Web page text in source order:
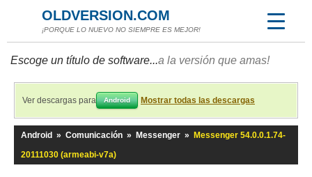
OLDVERSION.COM
¡PORQUE LO NUEVO NO SIEMPRE ES MEJOR!
Escoge un título de software...a la versión que amas!
Ver descargas para Android Mostrar todas las descargas
Android » Comunicación » Messenger »
Messenger 54.0.0.1.74-
20111030 (armeabi-v7a)